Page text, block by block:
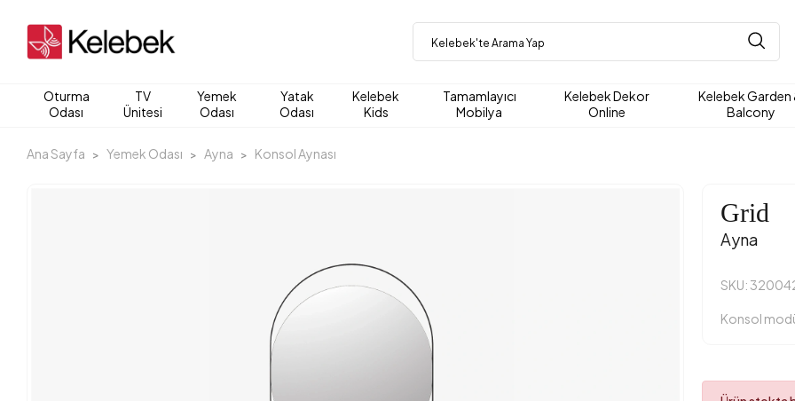
Oturma
Odası
TV
Ünitesi
Yemek
Odası
Yatak
Odası
Kelebek
Kids
Tamamlayıcı
Mobilya
Kelebek Dekor
Online
Kelebek Garden
Balcony
Ana Sayfa Yemek Odası Ayna Konsol Aynası
Grid
Ayna
SKU:
Konsol